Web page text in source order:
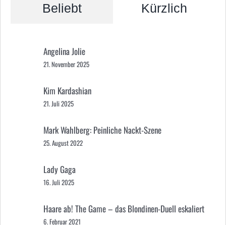
Beliebt Kürzlich
Angelina Jolie
21. November 2025
Kim Kardashian
21. Juli 2025
Mark Wahlberg: Peinliche Nackt-Szene
25. August 2022
Lady Gaga
16. Juli 2025
Haare ab! The Game – das Blondinen-Duell eskaliert
6. Februar 2021